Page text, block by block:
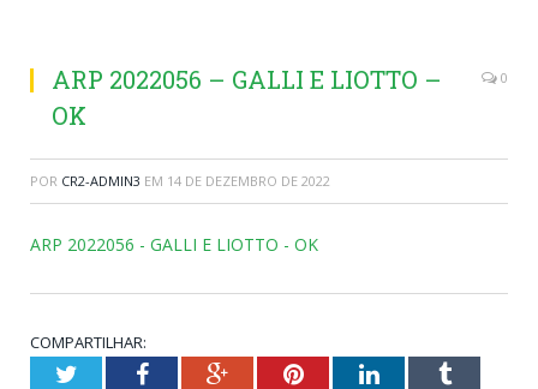
ARP 2022056 – GALLI E LIOTTO –
OK
0
POR CR2-ADMIN3 EM 14 DE DEZEMBRO DE 2022
ARP 2022056 - GALLI E LIOTTO - OK
COMPARTILHAR:
TwitterFacebookGoogle+PinterestLinkedInTumblr